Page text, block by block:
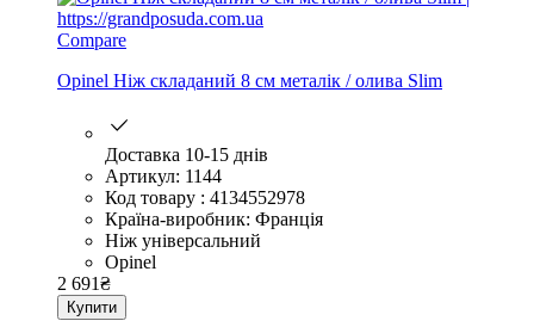
Compare
Opinel Ніж складаний 8 см металік / олива Slim
Доставка 10-15 днів
Артикул: 1144
Код товару : 4134552978
Країна-виробник: Франція
Ніж універсальний
Opinel
2 691₴
Купити